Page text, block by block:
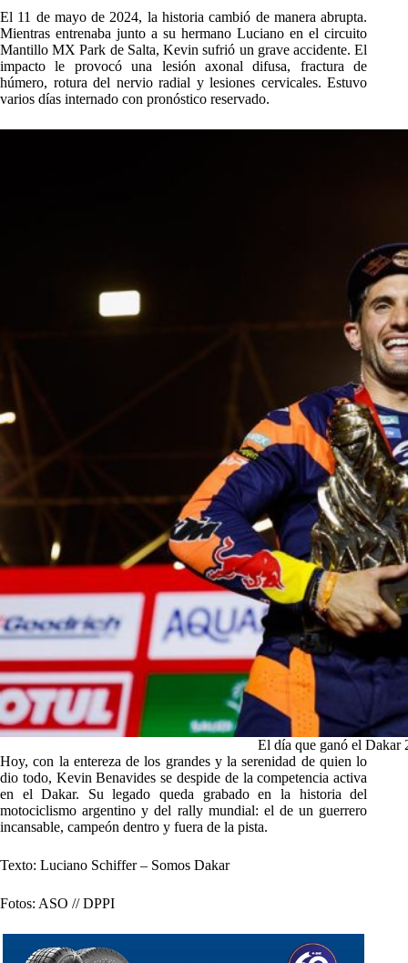
El 11 de mayo de 2024, la historia cambió de manera abrupta.
Mientras entrenaba junto a su hermano Luciano en el circuito
Mantillo MX Park de Salta, Kevin sufrió un grave accidente. El
impacto le provocó una lesión axonal difusa, fractura de
húmero, rotura del nervio radial y lesiones cervicales. Estuvo
varios días internado con pronóstico reservado.
El día que ganó el Dakar
Hoy, con la entereza de los grandes y la serenidad de quien lo
dio todo, Kevin Benavides se despide de la competencia activa
en el Dakar. Su legado queda grabado en la historia del
motociclismo argentino y del rally mundial: el de un guerrero
incansable, campeón dentro y fuera de la pista.
Texto: Luciano Schiffer – Somos Dakar
Fotos: ASO // DPPI